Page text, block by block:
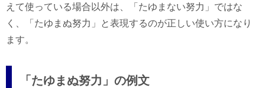
えて使っている場合以外は、「たゆまない努力」ではな
く、「たゆまぬ努力」と表現するのが正しい使い方になり
ます。
「たゆまぬ努力」の例文